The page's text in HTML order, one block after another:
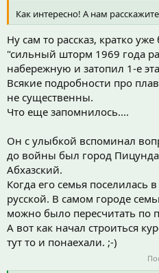
Как интересно! А нам расскажите
Ну сам то рассказ, кратко
"сильный шторм 1969 года
набережную и затопил 1-е
Всякие подробности про
не существенны.
Что еще запомнилось....
Он с улыбкой вспоминал
до войны был город
Абхазский.
Когда его семья поселилась
русской. В самом городе
можно было пересчитать по
А вот как начал строиться
тут то и понаехали. ;-)